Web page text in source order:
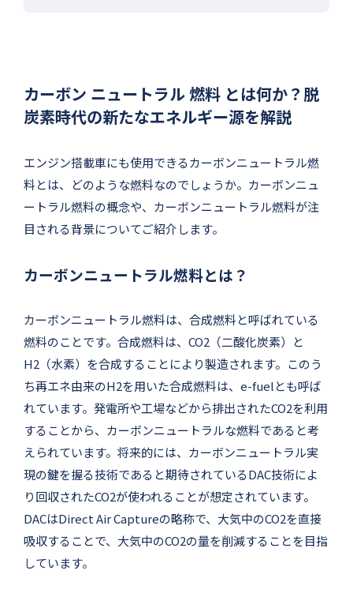
カーボン ニュートラル 燃料 とは何か？脱
炭素時代の新たなエネルギー源を解説
エンジン搭載車にも使用できるカーボンニュートラル燃
料とは、どのような燃料なのでしょうか。カーボンニュ
ートラル燃料の概念や、カーボンニュートラル燃料が注
目される背景についてご紹介します。
カーボンニュートラル燃料とは？
カーボンニュートラル燃料は、合成燃料と呼ばれている
燃料のことです。合成燃料は、CO2（二酸化炭素）と
H2（水素）を合成することにより製造されます。このう
ち再エネ由来のH2を用いた合成燃料は、e-fuelとも呼ば
れています。発電所や工場などから排出されたCO2を利用
することから、カーボンニュートラルな燃料であると考
えられています。将来的には、カーボンニュートラル実
現の鍵を握る技術であると期待されているDAC技術によ
り回収されたCO2が使われることが想定されています。
DACはDirect Air Captureの略称で、大気中のCO2を直接
吸収することで、大気中のCO2の量を削減することを目指
しています。